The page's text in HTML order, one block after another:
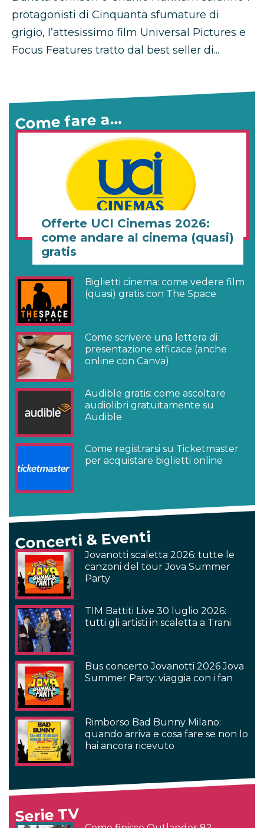
protagonisti di Cinquanta sfumature di
grigio, l’attesissimo film Universal Pictures e
Focus Features tratto dal best seller di...
Come fare a…
Offerte UCI Cinemas 2026:
come andare al cinema (quasi)
gratis
Biglietti cinema: come vedere film
(quasi) gratis con The Space
Come scrivere una lettera di
presentazione efficace (anche
online con Canva)
Audible gratis: come ascoltare
audiolibri gratuitamente su
Audible
Come registrarsi su Ticketmaster
per acquistare biglietti online
Concerti & Eventi
Jovanotti scaletta 2026: tutte le
canzoni del tour Jova Summer
Party
TIM Battiti Live 30 luglio 2026:
tutti gli artisti in scaletta a Trani
Bus concerto Jovanotti 2026 Jova
Summer Party: viaggia con i fan
Rimborso Bad Bunny Milano:
quando arriva e cosa fare se non lo
hai ancora ricevuto
Serie TV